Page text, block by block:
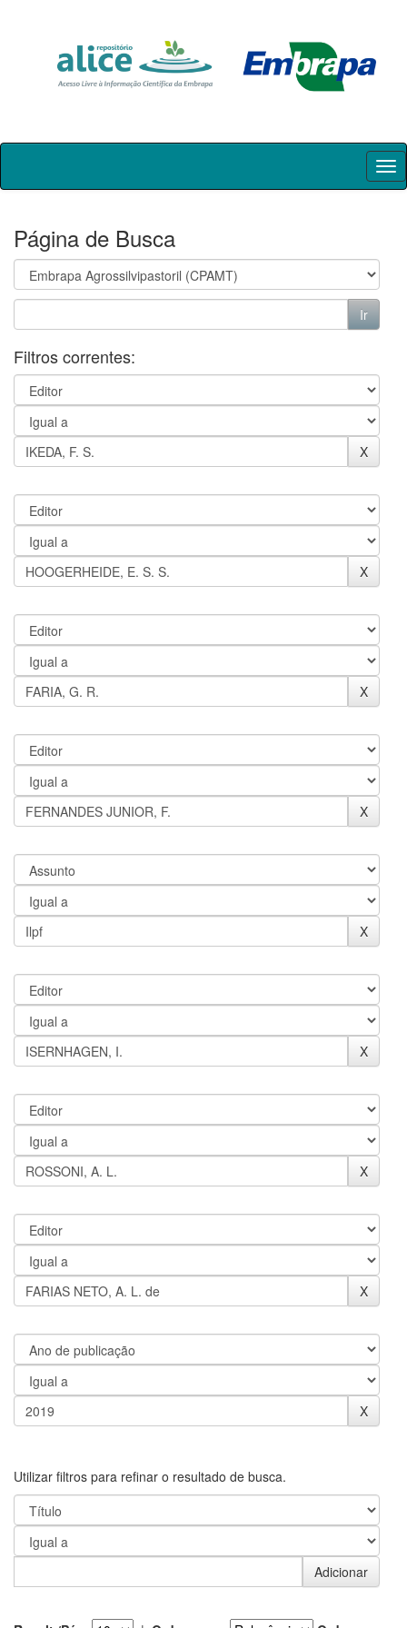
Skip
Página de Busca
Filtros correntes:
Utilizar filtros para refinar o resultado de busca.